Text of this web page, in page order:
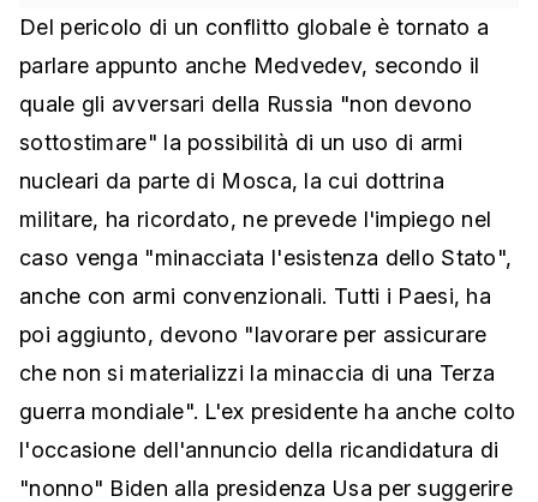
Del pericolo di un conflitto globale è tornato a
parlare appunto anche Medvedev, secondo il
quale gli avversari della Russia "non devono
sottostimare" la possibilità di un uso di armi
nucleari da parte di Mosca, la cui dottrina
militare, ha ricordato, ne prevede l'impiego nel
caso venga "minacciata l'esistenza dello Stato",
anche con armi convenzionali. Tutti i Paesi, ha
poi aggiunto, devono "lavorare per assicurare
che non si materializzi la minaccia di una Terza
guerra mondiale". L'ex presidente ha anche colto
l'occasione dell'annuncio della ricandidatura di
"nonno" Biden alla presidenza Usa per suggerire